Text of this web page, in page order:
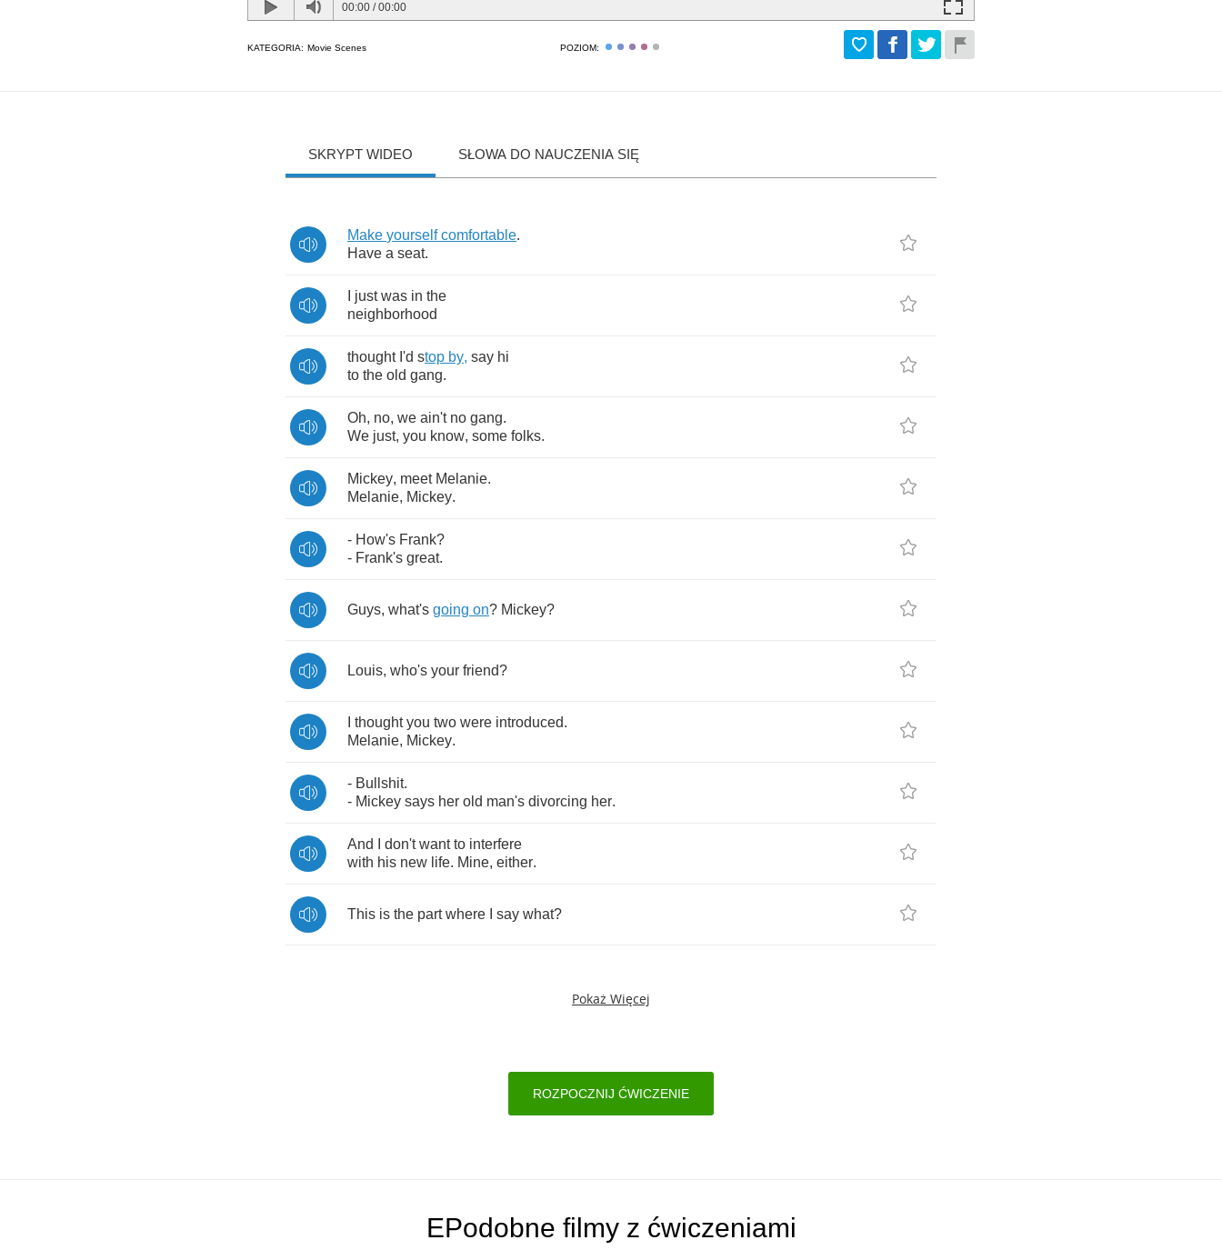
00:00 /00:00
KATEGORIA: Movie Scenes POZIOM:
SKRYPT WIDEO SŁOWA DO NAUCZENIA SIĘ
Make yourself comfortable.
Have a seat.
just was in the
neighborhood
thought I'd stop by, say hi
to the old gang.
Oh, no, we ain't no gang.
We just, you know, some folks.
Mickey, meet Melanie.
Melanie, Mickey.
- How's Frank?
- Frank's great.
Guys, what's going on? Mickey?
Louis, who's your friend?
thought you two were introduced.
Melanie, Mickey.
- Bullshit.
- Mickey says her old man's divorcing her.
And don't want to interfere
with his new life. Mine, either.
This is the part where say what?
Pokaż Więcej
ROZPOCZNIJ ĆWICZENIE
EPodobne filmy z ćwiczeniami